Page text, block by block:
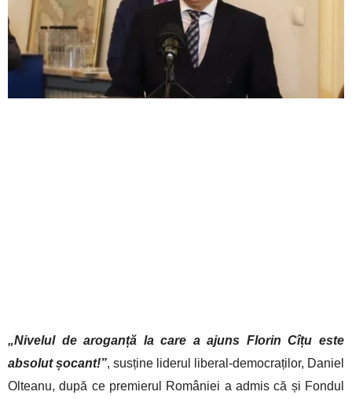
„Nivelul de aroganță la care a ajuns Florin Cîțu este
absolut șocant!”, susține liderul liberal-democraților, Daniel
Olteanu, după ce premierul României a admis că și Fondul